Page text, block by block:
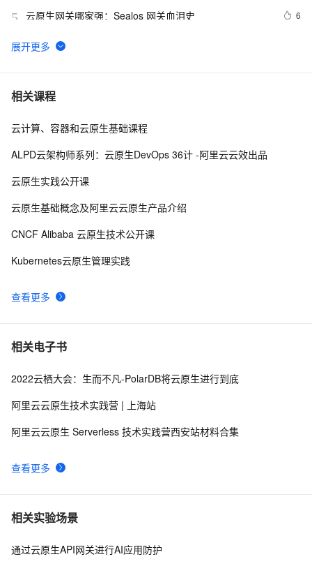
5 云原生网关哪家强：Sealos 网关血泪史 6
6
三项最高级认证，两项创新技术、两大优秀案例，阿里云
7 阿里云云原生携手 Salesforce 获信通院软件供应链安全
8 【云原生|K8s系列第3篇】：实战Kubectl创建
DevOps（上）
10如何在云原生混部场景下利用资源配额高效分配集群资
相关课程
查看更多
云计算、容器和云原生基础课程
ALPD云架构师系列：云原生DevOps 36计 -阿里云云效出品
云原生实践公开课
云原生基础概念及阿里云云原生产品介绍
CNCF Alibaba 云原生技术公开课
Kubernetes云原生管理实践
相关电子书
查看更多
2022云栖大会：生而不凡-PolarDB将云原生进行到底
阿里云云原生技术实践营 | 上海站
阿里云云原生 Serverless 技术实践营西安站材料合集
相关实验场景
通过云原生API网关进行AI应用防护